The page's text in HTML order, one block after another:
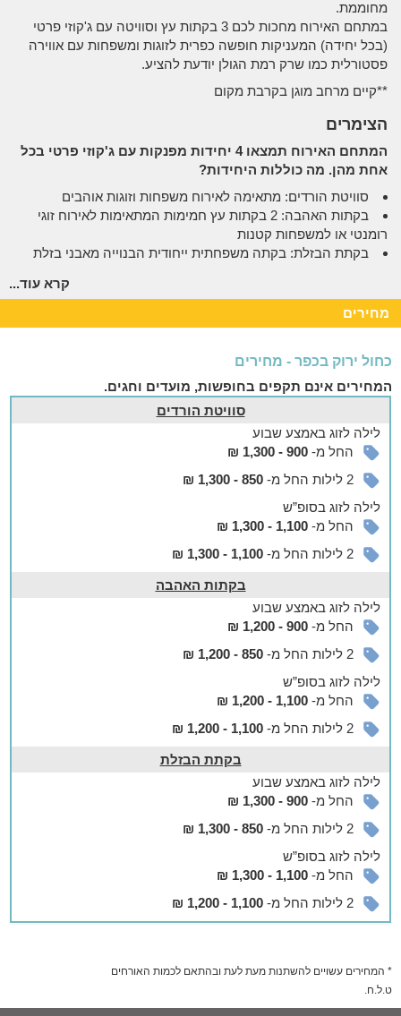
מחוממת.
במתחם האירוח מחכות לכם 3 בקתות עץ וסוויטה עם ג'קוזי פרטי
(בכל יחידה) המעניקות חופשה כפרית לזוגות ומשפחות עם אווירה
פסטורלית כמו שרק רמת הגולן יודעת להציע.
**קיים מרחב מוגן בקרבת מקום
הצימרים
המתחם האירוח תמצאו 4 יחידות מפנקות עם ג'קוזי פרטי בכל
אחת מהן. מה כוללות היחידות?
סוויטת הורדים: מתאימה לאירוח משפחות וזוגות אוהבים
בקתות האהבה: 2 בקתות עץ חמימות המתאימות לאירוח זוגי
רומנטי או למשפחות קטנות
בקתת הבזלת: בקתה משפחתית ייחודית הבנוייה מאבני בזלת
אצלנו בחצר
חצר הגדולה והמטופחת בה תיהנו ממדשאות רחבות, עצי נוי,
מאובזרת, בריכה מחוממת בחורף ועוד.
בתיאום מראש ובתוספת תשלום ניתן להזמין ארוחת בוקר כפרית
בסביבה
לאכול, לטייל ולהתאהב ברמת הגולן
אם החלטתם לצאת מהצימר ולהכיר את רמת הגולן, תשמחו לגלות
רגליים/רכובים לצד מעיינות ונחלים, טיולי טרקטורונים לחובבי
האקסטרים, שייט קיאקים (ראפטינג) בנהר הירדן, שמורות טבע
ותצפיות מרהיבות לחרמון ולכנרת, אתרי מורשת קרב, סיורי יקבים,
רכיבה על סוסים, בתי קפה, מסעדות משובחות ועוד.
קרא עוד...
מחירים
כחול ירוק בכפר - מחירים
המחירים אינם תקפים בחופשות, מועדים וחגים.
סוויטת הורדים
לילהלזוג באמצע שבוע
החל מ-900 - 1,300 ₪
2 לילות החל מ-
850 - 1,300 ₪
לילהלזוג בסופ”ש
החל מ-1,100 - 1,300 ₪
2 לילות החל מ-
1,100 - 1,300 ₪
בקתות האהבה
לילהלזוג באמצע שבוע
החל מ-900 - 1,200 ₪
2 לילות החל מ-
850 - 1,200 ₪
לילהלזוג בסופ”ש
החל מ-1,100 - 1,200 ₪
2 לילות החל מ-
1,100 - 1,200 ₪
בקתת הבזלת
לילהלזוג באמצע שבוע
החל מ-900 - 1,300 ₪
2 לילות החל מ-
850 - 1,300 ₪
לילהלזוג בסופ”ש
החל מ-1,100 - 1,300 ₪
2 לילות החל מ-
1,100 - 1,200 ₪
* המחירים עשויים להשתנות מעת לעת ובהתאם לכמות האורחים
ט.ל.ח.